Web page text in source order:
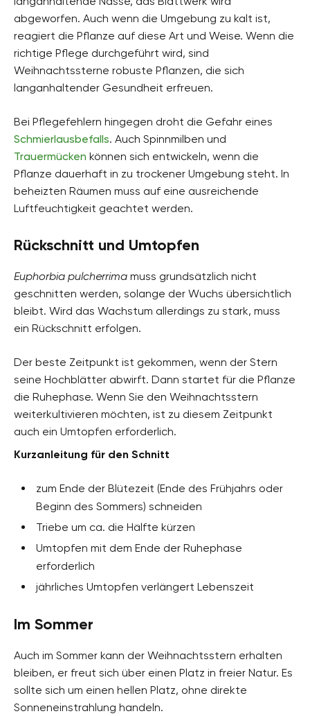
abgeworfen. Auch wenn die Umgebung zu kalt ist,
reagiert die Pflanze auf diese Art und Weise. Wenn die
richtige Pflege durchgeführt wird, sind
Weihnachtssterne robuste Pflanzen, die sich
langanhaltender Gesundheit erfreuen.
Bei Pflegefehlern hingegen droht die Gefahr eines
Schmierlausbefalls. Auch Spinnmilben und
Trauermücken können sich entwickeln, wenn die
Pflanze dauerhaft in zu trockener Umgebung steht. In
beheizten Räumen muss auf eine ausreichende
Luftfeuchtigkeit geachtet werden.
Rückschnitt und Umtopfen
Euphorbia pulcherrima muss grundsätzlich nicht
geschnitten werden, solange der Wuchs übersichtlich
bleibt. Wird das Wachstum allerdings zu stark, muss
ein Rückschnitt erfolgen.
Der beste Zeitpunkt ist gekommen, wenn der Stern
seine Hochblätter abwirft. Dann startet für die Pflanze
die Ruhephase. Wenn Sie den Weihnachtsstern
weiterkultivieren möchten, ist zu diesem Zeitpunkt
auch ein Umtopfen erforderlich.
Kurzanleitung für den Schnitt
zum Ende der Blütezeit (Ende des Frühjahrs oder
Beginn des Sommers) schneiden
Triebe um ca. die Hälfte kürzen
Umtopfen mit dem Ende der Ruhephase
erforderlich
jährliches Umtopfen verlängert Lebenszeit
Im Sommer
Auch im Sommer kann der Weihnachtsstern erhalten
bleiben, er freut sich über einen Platz in freier Natur. Es
sollte sich um einen hellen Platz, ohne direkte
Sonneneinstrahlung handeln.